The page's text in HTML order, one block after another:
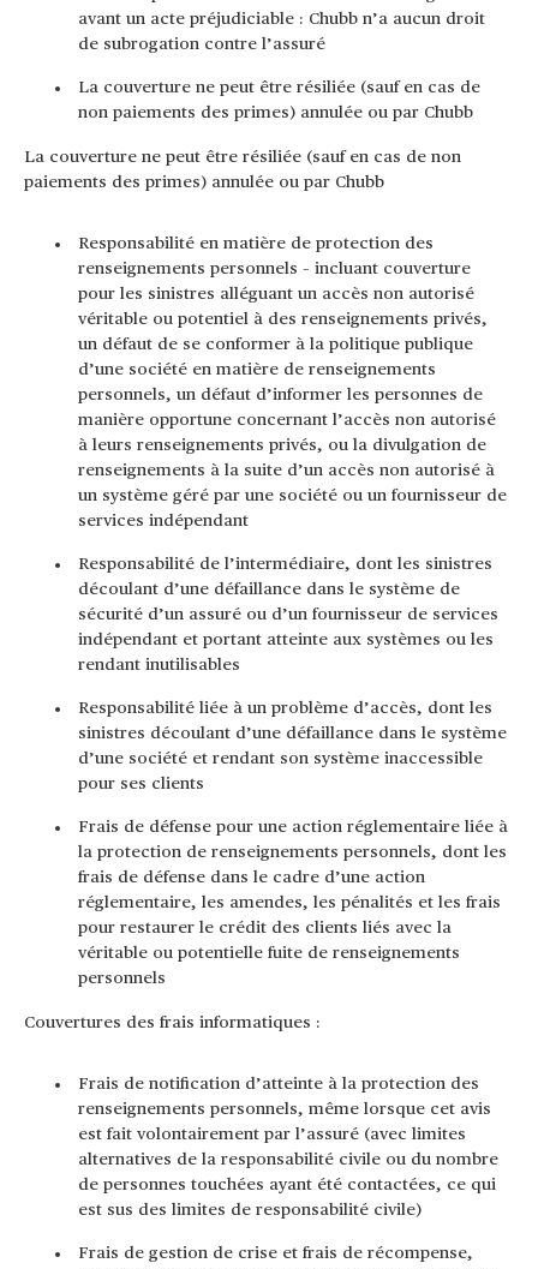
avant un acte préjudiciable : Chubb n’a aucun droit
de subrogation contre l’assuré
La couverture ne peut être résiliée (sauf en cas de
non paiements des primes) annulée ou par Chubb
La couverture ne peut être résiliée (sauf en cas de non
paiements des primes) annulée ou par Chubb
Responsabilité en matière de protection des
renseignements personnels – incluant couverture
pour les sinistres alléguant un accès non autorisé
véritable ou potentiel à des renseignements privés,
un défaut de se conformer à la politique publique
d’une société en matière de renseignements
personnels, un défaut d’informer les personnes de
manière opportune concernant l’accès non autorisé
à leurs renseignements privés, ou la divulgation de
renseignements à la suite d’un accès non autorisé à
un système géré par une société ou un fournisseur de
services indépendant
Responsabilité de l’intermédiaire, dont les sinistres
découlant d’une défaillance dans le système de
sécurité d’un assuré ou d’un fournisseur de services
indépendant et portant atteinte aux systèmes ou les
rendant inutilisables
Responsabilité liée à un problème d’accès, dont les
sinistres découlant d’une défaillance dans le système
d’une société et rendant son système inaccessible
pour ses clients
Frais de défense pour une action réglementaire liée à
la protection de renseignements personnels, dont les
frais de défense dans le cadre d’une action
réglementaire, les amendes, les pénalités et les frais
pour restaurer le crédit des clients liés avec la
véritable ou potentielle fuite de renseignements
personnels
Couvertures des frais informatiques :
Frais de notification d’atteinte à la protection des
renseignements personnels, même lorsque cet avis
est fait volontairement par l’assuré (avec limites
alternatives de la responsabilité civile ou du nombre
de personnes touchées ayant été contactées, ce qui
est sus des limites de responsabilité civile)
Frais de gestion de crise et frais de récompense,